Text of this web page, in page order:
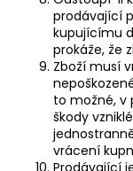
prodávající
kupujícímu
prokáže, že
Zboží musí
to možné, v
škody
vrácení
Prodávající